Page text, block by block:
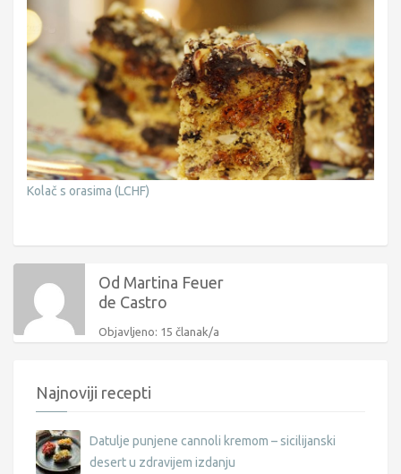
Kolač s orasima (LCHF)
Od Martina Feuer
de Castro
Objavljeno: 15 članak/a
Najnoviji recepti
Datulje punjene cannoli kremom – sicilijanski
desert u zdravijem izdanju